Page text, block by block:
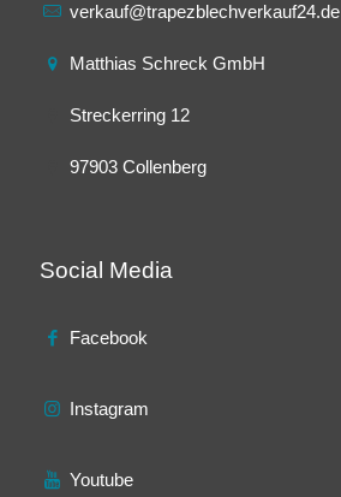
verkauf@trapezblechverkauf24.de
Matthias Schreck GmbH
Streckerring 12
97903 Collenberg
Social Media
Facebook
Instagram
Youtube